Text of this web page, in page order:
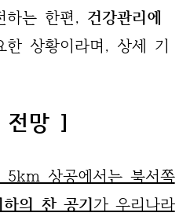
하는 한편, 건강관리에
한 상황이라며, 상세 기
전망 ]
5km 상공에서는 북서쪽
하의 찬 공기가 우리나라